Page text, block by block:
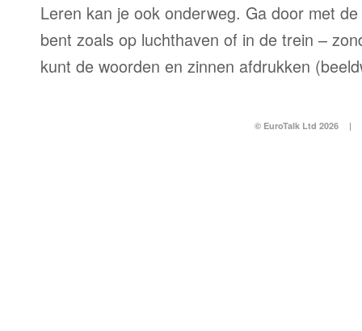
Leren kan je ook onderweg. Ga door met
bent zoals op luchthaven of in de trein –
kunt de woorden en zinnen afdrukken
© EuroTalk Ltd 2026 |